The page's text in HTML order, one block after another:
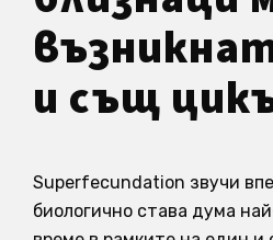
и същ
Superfecundation звучи
биологично става дума